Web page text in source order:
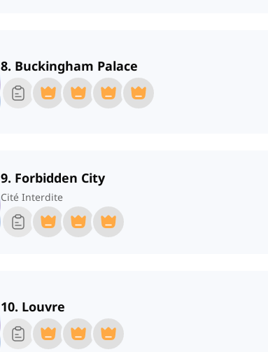
8. Buckingham Palace
9. Forbidden City
Cité Interdite
10. Louvre